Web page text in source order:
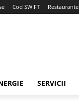
Cod SWIFT Restaurante
SERVICII